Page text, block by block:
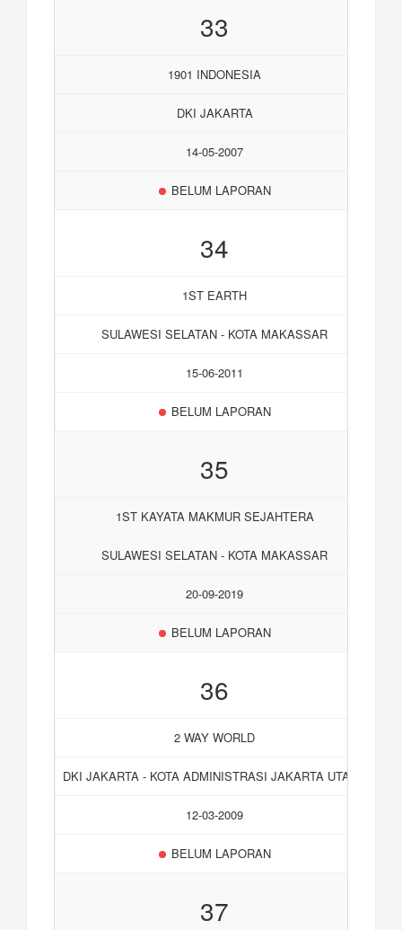
33
1901 INDONESIA
DKI JAKARTA
14-05-2007
BELUM LAPORAN
34
1ST EARTH
SULAWESI SELATAN - KOTA MAKASSAR
15-06-2011
BELUM LAPORAN
35
1ST KAYATA MAKMUR SEJAHTERA
SULAWESI SELATAN - KOTA MAKASSAR
20-09-2019
BELUM LAPORAN
36
2 WAY WORLD
DKI JAKARTA - KOTA ADMINISTRASI JAKARTA UTARA
12-03-2009
BELUM LAPORAN
37